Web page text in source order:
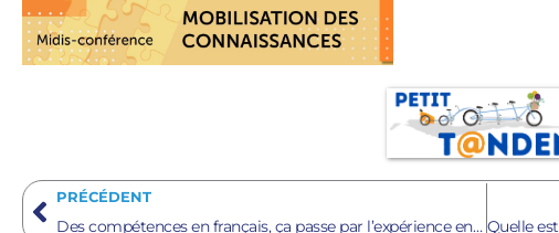
Précédent
PRÉCÉDENT
Des compétences en français, ça passe par l’expérience en français!